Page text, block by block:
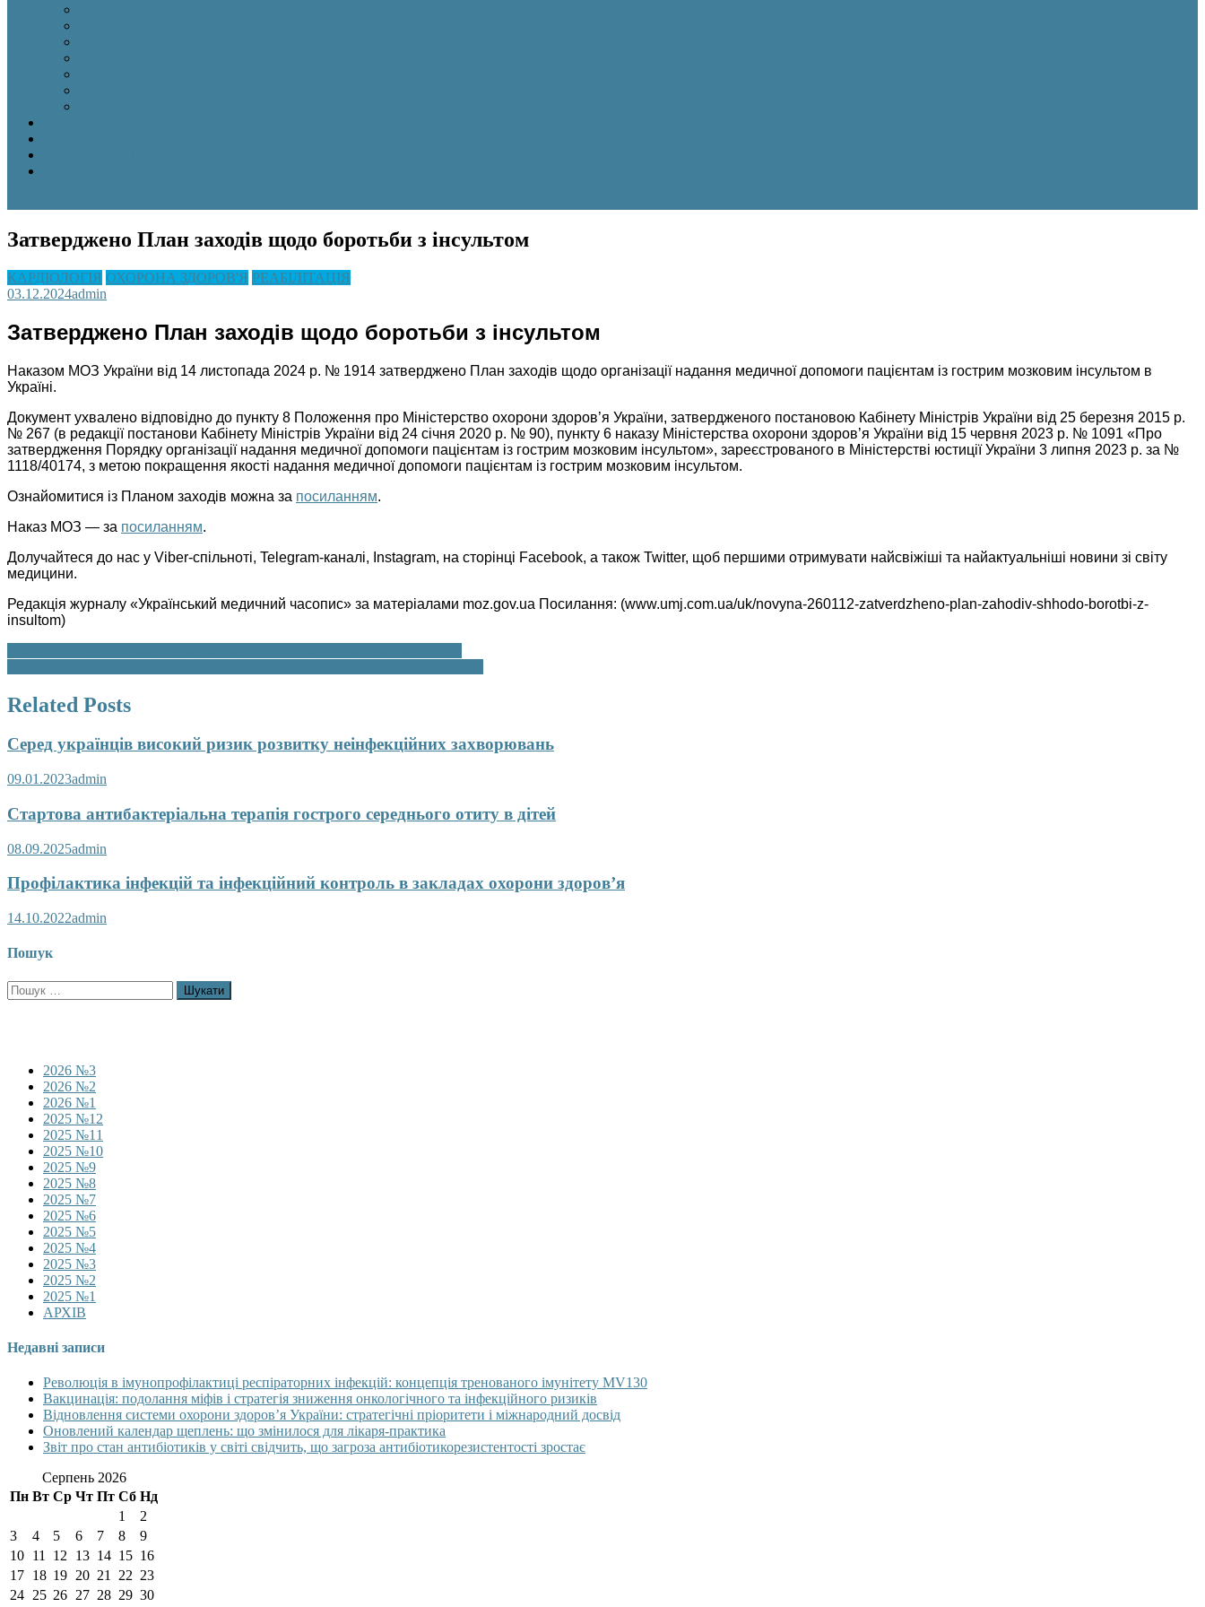
Затверджено План заходів щодо боротьби з інсультом
КАРДІОЛОГІЯ ОХОРОНА ЗДОРОВ'Я РЕАБІЛІТАЦІЯ
03.12.2024admin
Затверджено План заходів щодо боротьби з інсультом
Наказом МОЗ України від 14 листопада 2024 р. № 1914 затверджено План заходів щодо організації надання медичної допомоги пацієнтам із гострим мозковим інсультом в
Україні.
Документ ухвалено відповідно до пункту 8 Положення про Міністерство охорони здоров’я України, затвердженого постановою Кабінету Міністрів України від 25 березня 2015 р.
№ 267 (в редакції постанови Кабінету Міністрів України від 24 січня 2020 р. № 90), пункту 6 наказу Міністерства охорони здоров’я України від 15 червня 2023 р. № 1091 «Про
затвердження Порядку організації надання медичної допомоги пацієнтам із гострим мозковим інсультом», зареєстрованого в Міністерстві юстиції України 3 липня 2023 р. за №
1118/40174, з метою покращення якості надання медичної допомоги пацієнтам із гострим мозковим інсультом.
Ознайомитися із Планом заходів можна за посиланням.
Наказ МОЗ — за посиланням.
Долучайтеся до нас у Viber-спільноті, Telegram-каналі, Instagram, на сторінці Facebook, а також Twitter, щоб першими отримувати найсвіжіші та найактуальніші новини зі світу
медицини.
Редакція журналу «Український медичний часопис» за матеріалами moz.gov.ua Посилання: (www.umj.com.ua/uk/novyna-260112-zatverdzheno-plan-zahodiv-shhodo-borotbi-z-
insultom)
Навігація
записів
Related Posts
Серед українців високий ризик розвитку неінфекційних захворювань
09.01.2023admin
Стартова антибактеріальна терапія гострого середнього отиту в дітей
08.09.2025admin
Профілактика інфекцій та інфекційний контроль в закладах охорони здоров’я
14.10.2022admin
Пошук
Пошук:
2026 №3
2026 №2
2026 №1
2025 №12
2025 №11
2025 №10
2025 №9
2025 №8
2025 №7
2025 №6
2025 №5
2025 №4
2025 №3
2025 №2
2025 №1
АРХІВ
Недавні записи
Революція в імунопрофілактиці респіраторних інфекцій: концепція тренованого імунітету MV130
Вакцинація: подолання міфів і стратегія зниження онкологічного та інфекційного ризиків
Відновлення системи охорони здоров’я України: стратегічні пріоритети і міжнародний досвід
Оновлений календар щеплень: що змінилося для лікаря-практика
Звіт про стан антибіотиків у світі свідчить, що загроза антибіотикорезистентості зростає
Серпень 2026
Пн Вт Ср Чт Пт Сб Нд
1
2
3
4 5 6 7 8
9
10 11 12 13 14 15 16
17 18 19 20 21 22 23
24 25 26 27 28 29 30